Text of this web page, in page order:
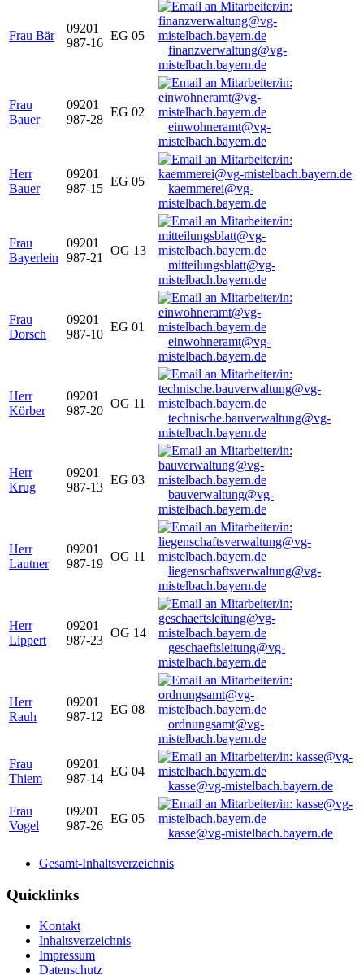
Frau Bär
09201
987-16
EG 05
finanzverwaltung@vg-
mistelbach.bayern.de
Frau
Bauer
09201
987-28
EG 02
einwohneramt@vg-
mistelbach.bayern.de
Herr
Bauer
09201
987-15
EG 05
kaemmerei@vg-
mistelbach.bayern.de
Frau
Bayerlein
09201
987-21
OG 13
mitteilungsblatt@vg-
mistelbach.bayern.de
Frau
Dorsch
09201
987-10
EG 01
einwohneramt@vg-
mistelbach.bayern.de
Herr
Körber
09201
987-20
OG 11
technische.bauverwaltung@vg-
mistelbach.bayern.de
Herr
Krug
09201
987-13
EG 03
bauverwaltung@vg-
mistelbach.bayern.de
Herr
Lautner
09201
987-19
OG 11
liegenschaftsverwaltung@vg-
mistelbach.bayern.de
Herr
Lippert
09201
987-23
OG 14
geschaeftsleitung@vg-
mistelbach.bayern.de
Herr
Rauh
09201
987-12
EG 08
ordnungsamt@vg-
mistelbach.bayern.de
Frau
Thiem
09201
987-14
EG 04
kasse@vg-mistelbach.bayern.de
Frau
Vogel
09201
987-26
EG 05
kasse@vg-mistelbach.bayern.de
Gesamt-Inhaltsverzeichnis
Quicklinks
Kontakt
Inhaltsverzeichnis
Impressum
Datenschutz